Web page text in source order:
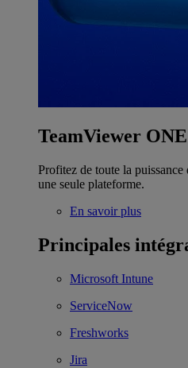
TeamViewer ONE
Profitez de toute la
une seule plateforme.
En savoir plus
Principales
Microsoft Intune
ServiceNow
Freshworks
Jira